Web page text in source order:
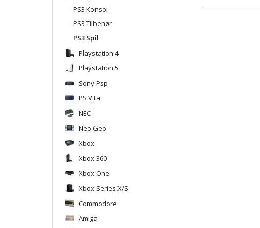
PS3 Konsol
PS3 Tilbehør
PS3 Spil
Playstation 4
Playstation 5
Sony Psp
PS Vita
NEC
Neo Geo
Xbox
Xbox 360
Xbox One
Xbox Series X/S
Commodore
Amiga